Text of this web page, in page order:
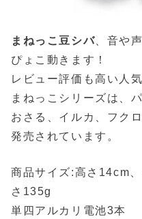
まねっこ豆シバ 、音や
ぴょこ動きます！
レビュー評価も高い人
まねっこシリーズは、
おさる、イルカ、フク
発売されています。
商品サイズ:高さ14cm
さ135g
単四アルカリ電池3本